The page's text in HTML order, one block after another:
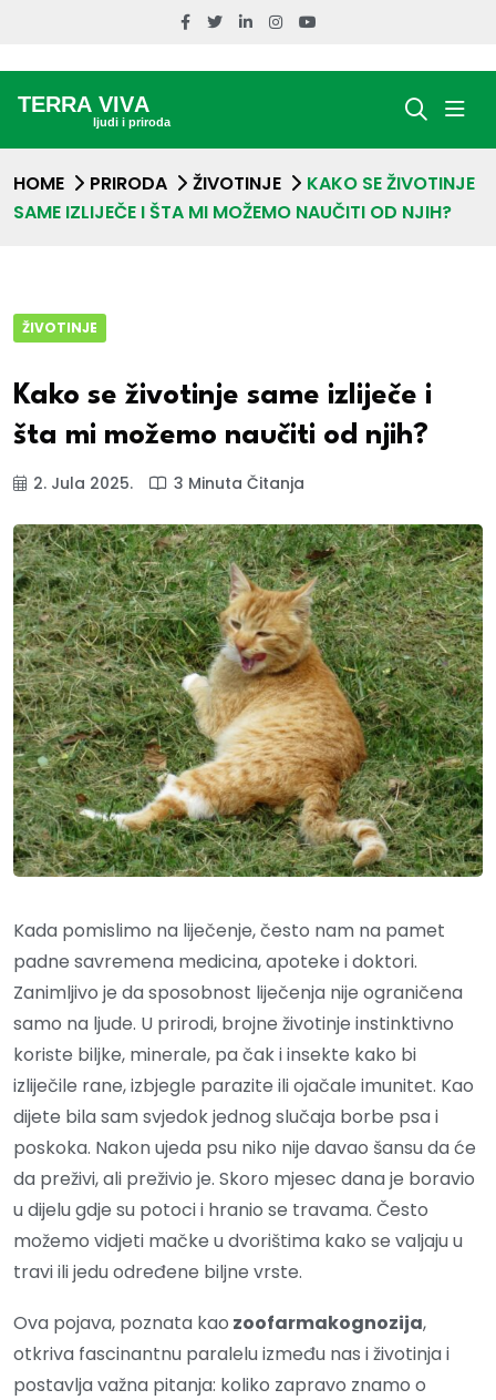
HOME PRIRODA ŽIVOTINJE
KAKO SE ŽIVOTINJE
SAME IZLIJEČE I ŠTA MI MOŽEMO NAUČITI OD NJIH?
ŽIVOTINJE
Kako se životinje same izliječe i
šta mi možemo naučiti od njih?
2. Jula 2025. 3 Minuta Čitanja
Kada pomislimo na liječenje, često nam na pamet
padne savremena medicina, apoteke i doktori.
Zanimljivo je da sposobnost liječenja nije ograničena
samo na ljude. U prirodi, brojne životinje instinktivno
koriste biljke, minerale, pa čak i insekte kako bi
izliječile rane, izbjegle parazite ili ojačale imunitet. Kao
dijete bila sam svjedok jednog slučaja borbe psa i
poskoka. Nakon ujeda psu niko nije davao šansu da će
da preživi, ali preživio je. Skoro mjesec dana je boravio
u dijelu gdje su potoci i hranio se travama. Često
možemo vidjeti mačke u dvorištima kako se valjaju u
travi ili jedu određene biljne vrste.
Ova pojava, poznata kao zoofarmakognozija,
otkriva fascinantnu paralelu između nas i životinja i
postavlja važna pitanja: koliko zapravo znamo o